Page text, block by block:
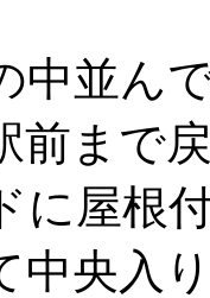
中並ん
前まで
に屋根
中央入